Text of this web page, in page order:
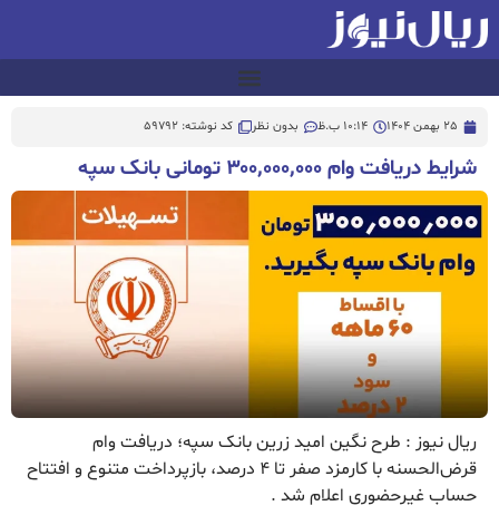
25 بهمن 1404 10:14 ب.ظ بدون نظر کد نوشته: 59792
شرایط دریافت وام ۳۰۰٬۰۰۰٬۰۰۰ تومانی بانک سپه
ریال نیوز : طرح نگین امید زرین بانک سپه؛ دریافت وام
قرض‌الحسنه با کارمزد صفر تا ۴ درصد، بازپرداخت متنوع و افتتاح
حساب غیرحضوری اعلام شد .